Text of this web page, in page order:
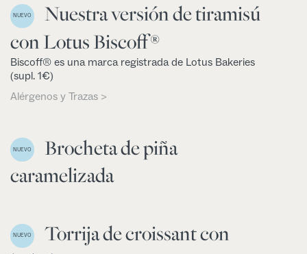
NUEVO
Nuestra versión de tiramisú
con Lotus Biscoff®
Biscoff® es una marca registrada de Lotus Bakeries
(supl. 1€)
Alérgenos y Trazas >
NUEVO
Brocheta de piña
caramelizada
NUEVO
Torrija de croissant con